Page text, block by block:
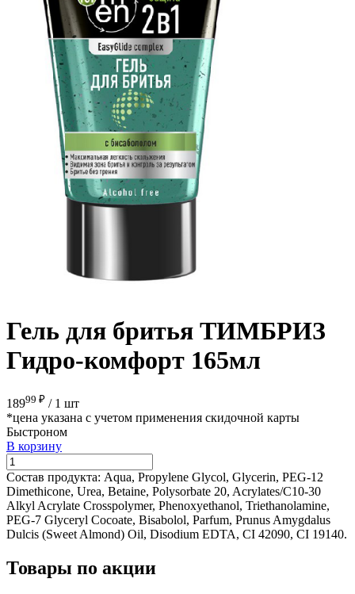
Гель для бритья ТИМБРИЗ
Гидро-комфорт 165мл
18999 ₽ / 1 шт
*цена указана с учетом применения скидочной карты
Быстроном
В корзину
Состав продукта: Aqua, Propylene Glycol, Glycerin, PEG-12
Dimethicone, Urea, Betaine, Polysorbate 20, Acrylates/C10-30
Alkyl Acrylate Crosspolymer, Phenoxyethanol, Triethanolamine,
PEG-7 Glyceryl Cocoate, Bisabolol, Parfum, Prunus Amygdalus
Dulcis (Sweet Almond) Oil, Disodium EDTA, CI 42090, CI 19140.
Товары по акции